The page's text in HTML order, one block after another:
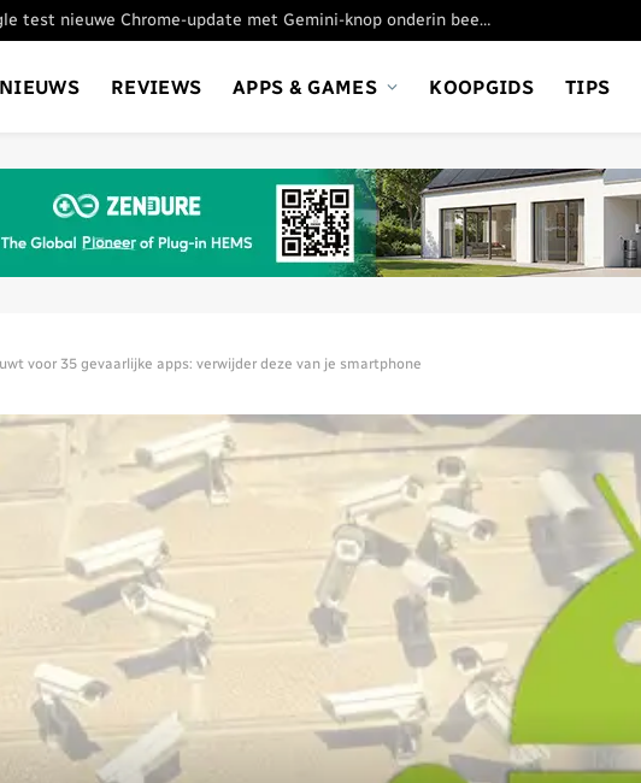
Google test nieuwe Chrome-update met Gemini-knop onderin beeld
NIEUWS REVIEWS APPS & GAMES KOOPGIDS TIPS
voor 35 gevaarlijke apps: verwijder deze van je smartphone